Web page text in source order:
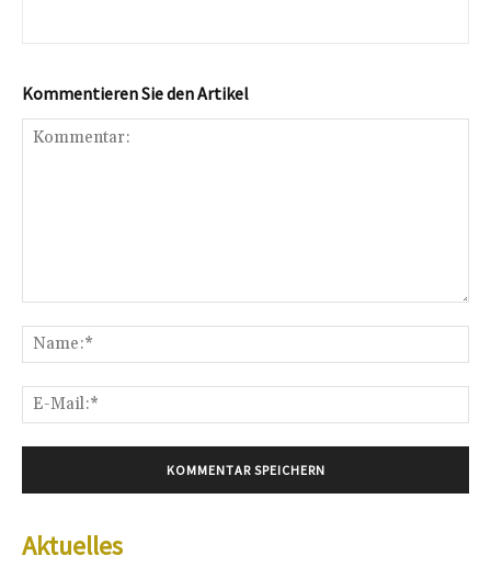
Kommentieren Sie den Artikel
Aktuelles